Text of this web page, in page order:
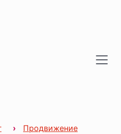
Продвижение